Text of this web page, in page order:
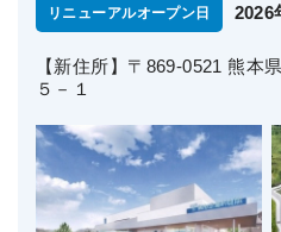
リニューアルオープン日 2026
【新住所】〒869-0521 熊本
５－１